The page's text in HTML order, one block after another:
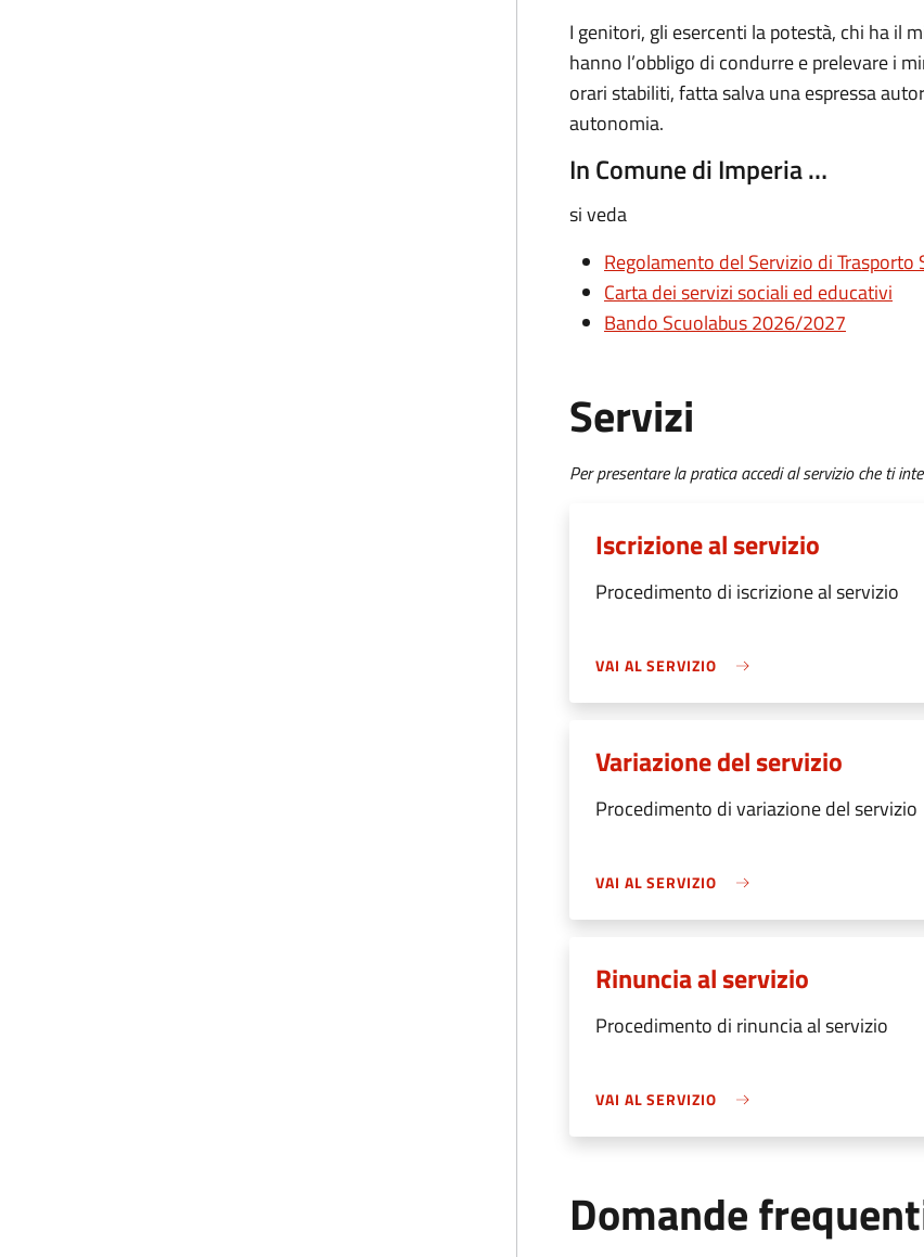
I genitori, gli esercenti la potestà, chi ha il
hanno l’obbligo di condurre e prelevare i
orari stabiliti, fatta salva una espressa
autonomia.
In Comune di Imperia …
si veda
Regolamento del Servizio di Trasporto
Carta dei servizi sociali ed educativi
Bando Scuolabus 2026/2027
Servizi
Per presentare la pratica accedi al servizio che ti
Iscrizione al servizio
Procedimento di iscrizione al servizio
VAI AL SERVIZIO
Variazione del servizio
Procedimento di variazione del servizio
VAI AL SERVIZIO
Rinuncia al servizio
Procedimento di rinuncia al servizio
VAI AL SERVIZIO
Domande